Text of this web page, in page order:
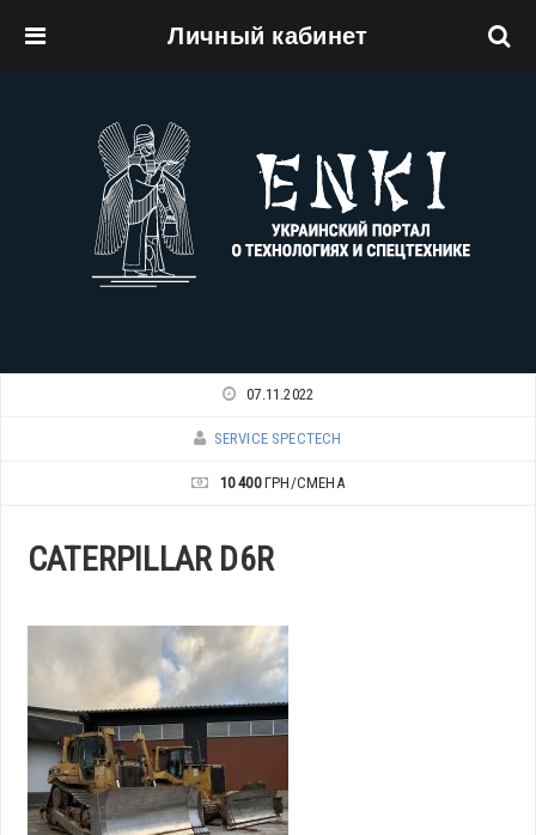
Личный кабинет
07.11.2022
SERVICE SPECTECH
10 400 ГРН/СМЕНА
CATERPILLAR D6R